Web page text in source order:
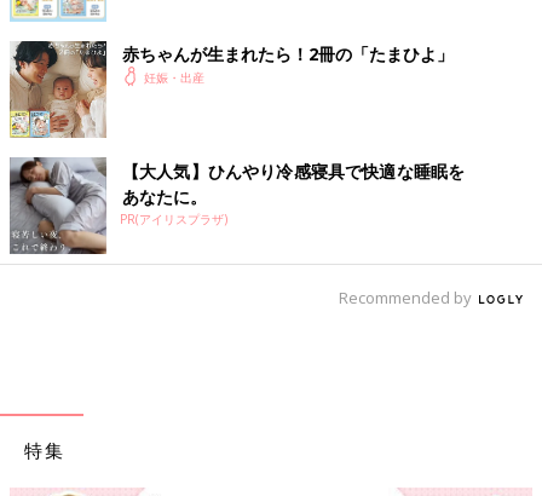
赤ちゃんが生まれたら！2冊の「たまひよ」
妊娠・出産
【大人気】ひんやり冷感寝具で快適な睡眠を
あなたに。
PR(アイリスプラザ)
Recommended by
特集